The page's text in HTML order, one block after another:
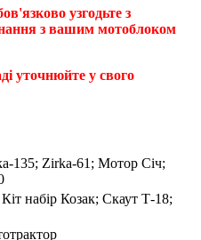
узгодьте з
з вашим мотоблоком
уточнюйте у свого
135; Zirka-61; Мотор Січ;
набір Козак; Скаут Т-18;